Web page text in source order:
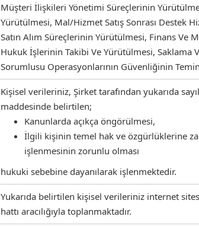
Müşteri İlişkileri Yönetimi Süreçlerinin
Yürütülmesi, Mal/Hizmet Satış Sonrası
Satın Alım Süreçlerinin Yürütülmesi, Finans
Hukuk İşlerinin Takibi Ve Yürütülmesi, Saklama
Sorumlusu Operasyonlarının Güvenliğinin
Kişisel verileriniz, Şirket tarafından yukarıda
maddesinde belirtilen;
Kanunlarda açıkça öngörülmesi,
İlgili kişinin temel hak ve özgürlüklerine
işlenmesinin zorunlu olması
hukuki sebebine dayanılarak işlenmektedir.
Yukarıda belirtilen kişisel verileriniz internet
hattı aracılığıyla toplanmaktadır.